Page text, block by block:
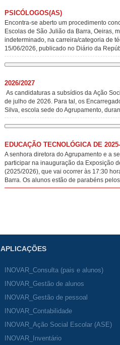
PSICÓLOGOS(AS)
Encontra-se aberto um procedimento
Escolas de São Julião da Barra, Oeiras,
indeterminado, na carreira/categoria de
15/06/2026, publicado no Diário da
2026/2027
As candidaturas a subsídios da Ação
de julho de 2026. Para tal, os
Silva, escola sede do Agrupamento,
EDUCAÇÃO TECNOLÓGICA DE
A senhora diretora do Agrupamento e a
participar na inauguração da Exposição
(2025/2026), que vai ocorrer às 17:30
Barra. Os alunos estão de parabéns
APLICAÇÕES
INOVAR_Consulta (pais e alunos)
INOVAR_Gestão de alunos
INOVAR_Gestão de pessoal
INOVAR_Contabilidade
INOVAR_Ação Social Escolar (ASE)
INOVAR_Inventário